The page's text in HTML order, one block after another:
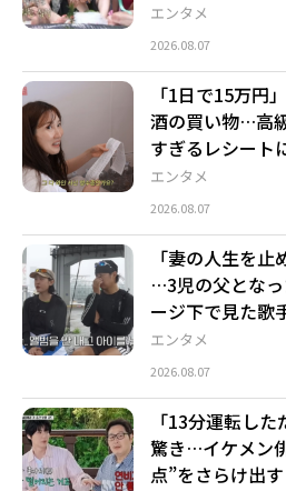
エンタメ
2026.08.07
エンタメ
「1日で15万円
酒の買い物…高
すぎるレシート
2026.08.07
エンタメ
「妻の人生を止
…3児の父とな
ージ下で見た歌
2026.08.07
「13分運転し
驚き…イケメン
点”をさらけ出す